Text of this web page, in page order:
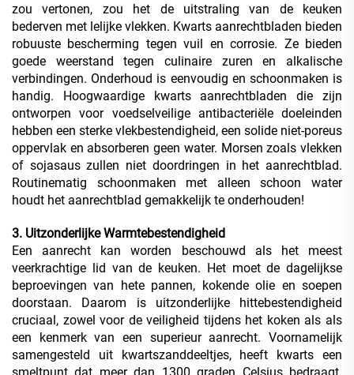
zou vertonen, zou het de uitstraling van de keuken
bederven met lelijke vlekken. Kwarts aanrechtbladen bieden
robuuste bescherming tegen vuil en corrosie. Ze bieden
goede weerstand tegen culinaire zuren en alkalische
verbindingen. Onderhoud is eenvoudig en schoonmaken is
handig. Hoogwaardige kwarts aanrechtbladen die zijn
ontworpen voor voedselveilige antibacteriële doeleinden
hebben een sterke vlekbestendigheid, een solide niet-poreus
oppervlak en absorberen geen water. Morsen zoals vlekken
of sojasaus zullen niet doordringen in het aanrechtblad.
Routinematig schoonmaken met alleen schoon water
houdt het aanrechtblad gemakkelijk te onderhouden!
3. Uitzonderlijke Warmtebestendigheid
Een aanrecht kan worden beschouwd als het meest
veerkrachtige lid van de keuken. Het moet de dagelijkse
beproevingen van hete pannen, kokende olie en soepen
doorstaan. Daarom is uitzonderlijke hittebestendigheid
cruciaal, zowel voor de veiligheid tijdens het koken als als
een kenmerk van een superieur aanrecht. Voornamelijk
samengesteld uit kwartszanddeeltjes, heeft kwarts een
smeltpunt dat meer dan 1300 graden Celsius bedraagt.